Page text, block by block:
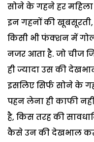
सोने के गहने हर महिला
इन गहनों की
किसी भी फंक्शन में
नजर आता है. जो चीज
ही ज्यादा उस की
इसलिए सिर्फ सोने के
पहन लेना ही काफी
है, किस तरह की
कैसे उन की देखभाल